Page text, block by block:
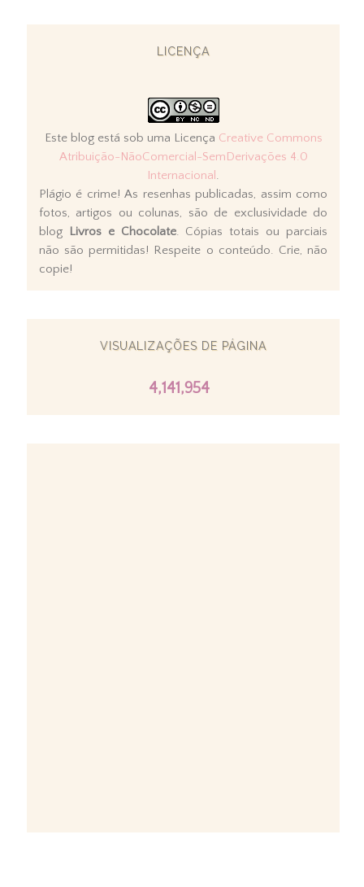
LICENÇA
Este blog está sob uma Licença Creative Commons
Atribuição-NãoComercial-SemDerivações 4.0
Internacional .
Plágio é crime! As resenhas publicadas, assim como
fotos, artigos ou colunas, são de exclusividade do
blog Livros e Chocolate. Cópias totais ou parciais
não são permitidas! Respeite o conteúdo. Crie, não
copie!
VISUALIZAÇÕES DE PÁGINA
4,141,954